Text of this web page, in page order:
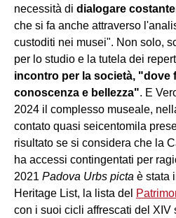
necessità di dialogare
che si fa anche attraverso
custoditi nei musei". Non solo,
per lo studio e la tutela dei
incontro per la società, "dove
conoscenza e bellezza". E
2024 il complesso museale,
contato quasi seicentomila
risultato se si considera che la
ha accessi contingentati per
2021 Padova Urbs picta è stata
Heritage List, la lista del
con i suoi cicli affrescati del XIV